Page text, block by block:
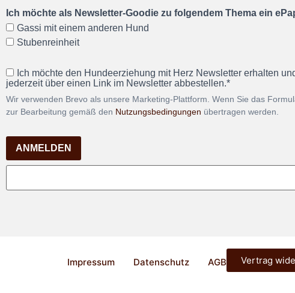
Ich möchte als Newsletter-Goodie zu folgendem Thema ein
Gassi mit einem anderen Hund
Stubenreinheit
Ich möchte den Hundeerziehung mit Herz Newsletter erhalten
jederzeit über einen Link im Newsletter abbestellen.*
Wir verwenden Brevo als unsere Marketing-Plattform. Wenn Sie das
zur Bearbeitung gemäß den Nutzungsbedingungen übertragen werden.
ANMELDEN
Impressum Datenschutz AGB Vertrag